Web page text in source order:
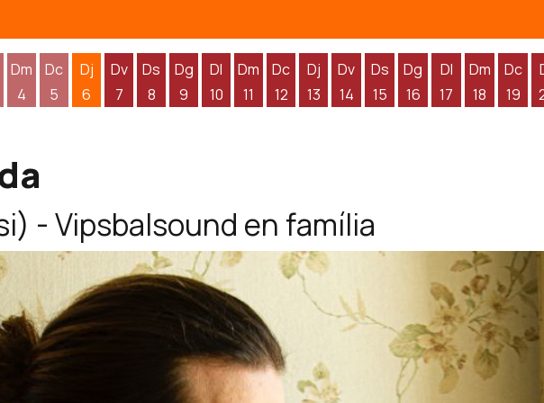
Dm
4
Dc
5
Dj
6
Dv
7
Ds
8
Dg
9
Dl
10
Dm
11
Dc
12
Dj
13
Dv
14
Ds
15
Dg
16
Dl
17
Dm
18
Dc
19
- Vipsbalsound en família